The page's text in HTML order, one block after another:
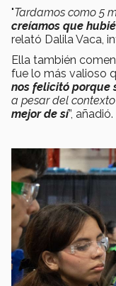
"Tardamos como 5
creíamos que
relató Dalila Vaca,
Ella también
fue lo más valioso
nos felicitó porque
a pesar del
mejor de sí”, añadió.